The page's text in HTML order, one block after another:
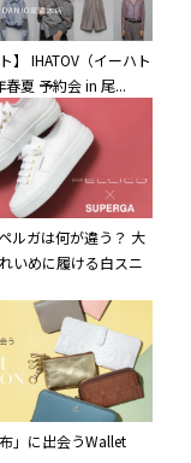
】 IHATOV（イーハト
春夏 予約会 in 尾...
ルガは何が違う？ 大
いめに履ける白スニ
」に出会うWallet